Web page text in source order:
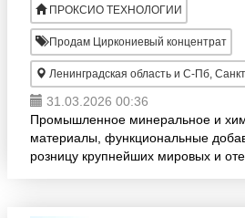
ПРОКСИО ТЕХНОЛОГИИ
Продам Циркониевый концентрат
Ленинградская область и С-Пб, Санкт-
31.03.2026 00:36
Промышленное минеральное и
материалы, функциональные
розницу крупнейших мировых и